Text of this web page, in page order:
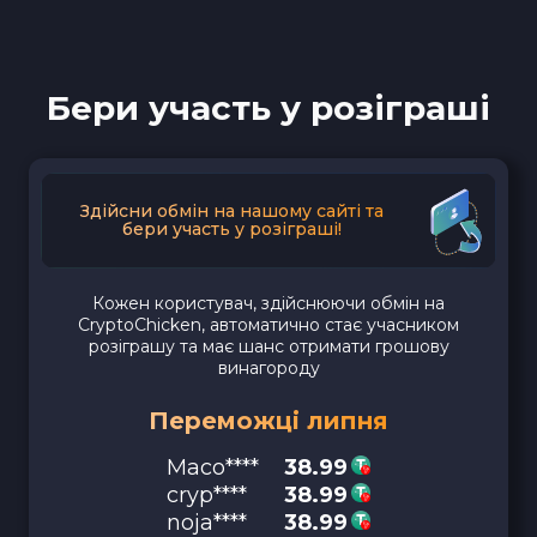
Бери участь у розіграші
Здійсни обмін на нашому сайті та
бери участь у розіграші!
Кожен користувач, здійснюючи обмін на
CryptoChicken, автоматично стає учасником
розіграшу та має шанс отримати грошову
винагороду
Переможці липня
Maco****
38.99
cryp****
38.99
noja****
38.99